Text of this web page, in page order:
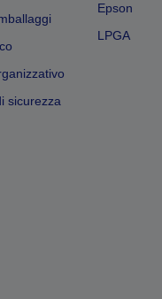
sicurezza
Epson
LPGA